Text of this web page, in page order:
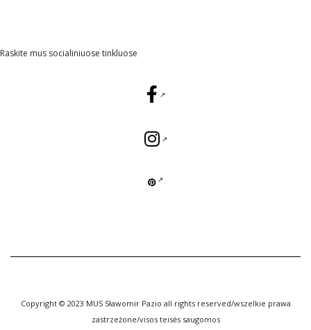
Raskite mus socialiniuose tinkluose
Copyright © 2023 MUS Sławomir Pazio all rights reserved/wszelkie prawa
zastrzeżone/visos teisės saugomos